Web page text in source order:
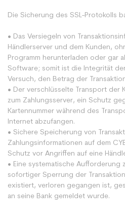
Die Sicherung des SSL-Protokolls
• Das Versiegeln von
Händlerserver und dem Kunden,
Programm herunterladen oder gar
Software; somit ist die Integrität
Versuch, den Betrag der
• Der verschlüsselte Transport der
zum Zahlungsserver, ein Schutz
Kartennummer während des
Internet abzufangen.
• Sichere Speicherung von
Zahlungsinformationen auf dem
Schutz vor Angriffen auf eine
• Eine systematische Aufforderung
sofortiger Sperrung der
existiert, verloren gegangen ist,
an seine Bank gemeldet wurde.